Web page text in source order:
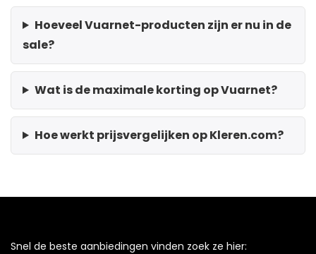
Hoeveel Vuarnet-producten zijn er nu in de
sale?
Wat is de maximale korting op Vuarnet?
Hoe werkt prijsvergelijken op Kleren.com?
Snel de beste aanbiedingen vinden zoek ze hier: